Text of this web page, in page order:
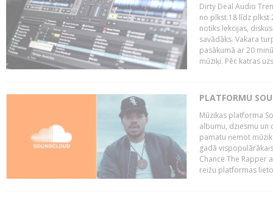
Dirty Deal Audio
no plkst.18 līdz plkst
notiks lekcijas,
savādāks. Vakara
pasākumā ar 20
mūziķi. Pēc katras
PLATFORMU
Mūzikas platforma
albumu, dziesmu un
pamatu ņemot
gadā
Chance The Rapper
reižu platformas